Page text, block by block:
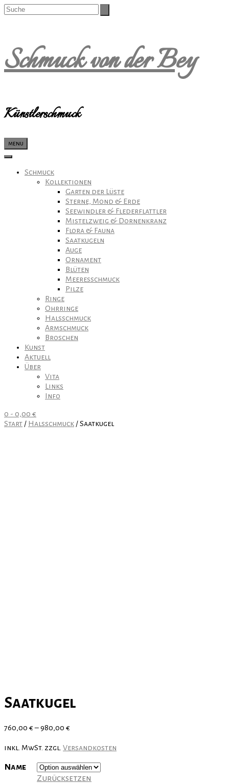
Schmuck von der Bey
Künstlerschmuck
menu
Schmuck
Kollektionen
Garten der Lüste
Sterne, Mond & Erde
Seewindler & Flederflattler
Mistelzweig & Dornenkranz
Flora & Fauna
Saatkugeln
Auge
Ornament
Blüten
Meeresschmuck
Pilze
Ringe
Ohrringe
Halsschmuck
Armschmuck
Broschen
Kunst
Aktuell
Über
Vita
Links
Info
0 - 0,00 €
Start / Halsschmuck / Saatkugel
Saatkugel
760,00 €–980,00 €
inkl. MwSt. zzgl. Versandkosten
Name
Zurücksetzen